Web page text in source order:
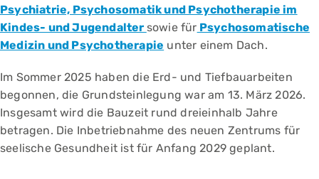
Psychiatrie, Psychosomatik und Psychotherapie im
Kindes- und Jugendalter sowie für Psychosomatische
Medizin und Psychotherapie unter einem Dach.
Im Sommer 2025 haben die Erd- und Tiefbauarbeiten
begonnen, die Grundsteinlegung war am 13. März 2026.
Insgesamt wird die Bauzeit rund dreieinhalb Jahre
betragen. Die Inbetriebnahme des neuen Zentrums für
seelische Gesundheit ist für Anfang 2029 geplant.